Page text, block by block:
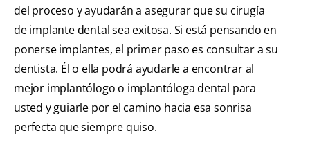
del proceso y ayudarán a asegurar que su cirugía
de implante dental sea exitosa. Si está pensando en
ponerse implantes, el primer paso es consultar a su
dentista. Él o ella podrá ayudarle a encontrar al
mejor implantólogo o implantóloga dental para
usted y guiarle por el camino hacia esa sonrisa
perfecta que siempre quiso.